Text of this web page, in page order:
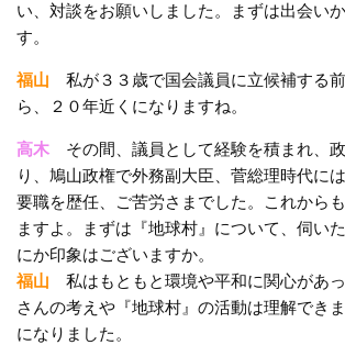
い、対談をお願いしました。まずは出会い
す。
福山 私が３３歳で国会議員に立候補する
ら、２０年近くになりますね。
高木 その間、議員として経験を積まれ、
り、鳩山政権で外務副大臣、菅総理時代に
要職を歴任、ご苦労さまでした。これから
ますよ。まずは『地球村』について、伺い
にか印象はございますか。
福山 私はもともと環境や平和に関心があ
さんの考えや『地球村』の活動は理解でき
になりました。